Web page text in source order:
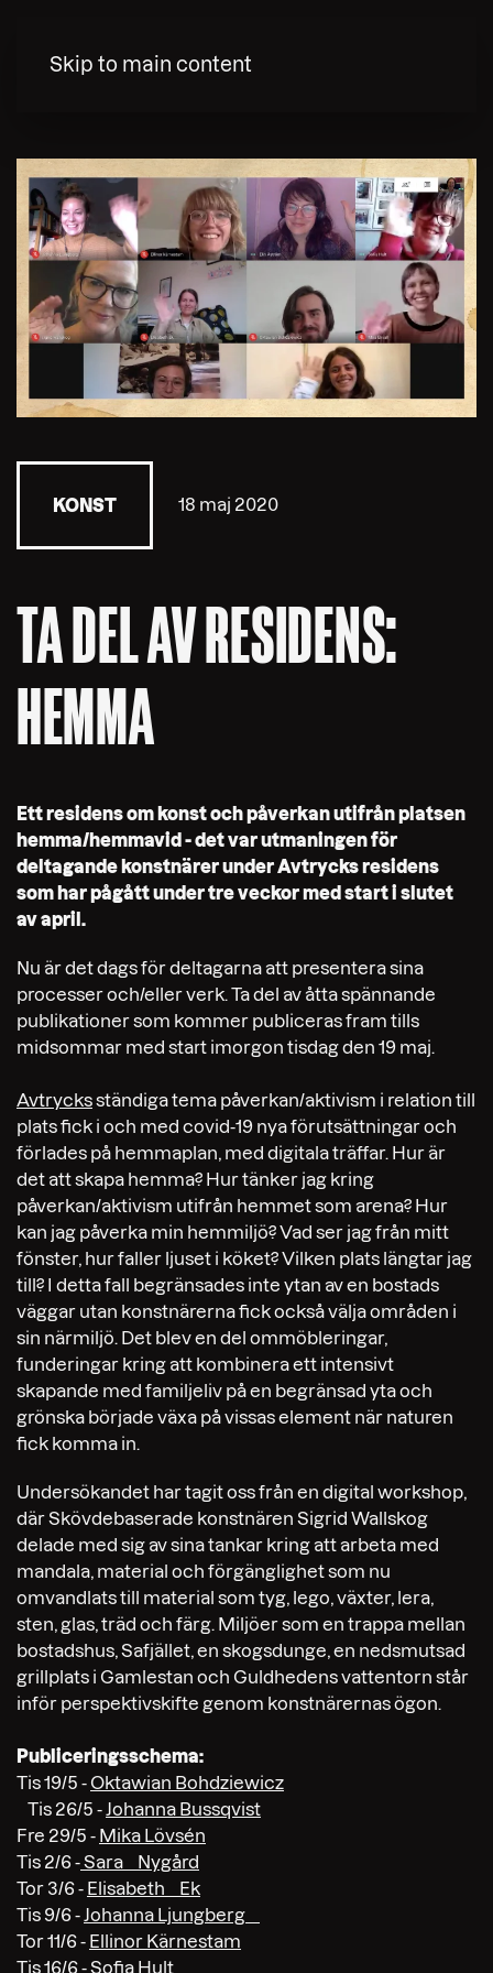
Skip to main content
KONST 18 maj 2020
TA DEL AV RESIDENS:
HEMMA
Ett residens om konst och påverkan utifrån platsen
hemma/hemmavid - det var utmaningen för
deltagande konstnärer under Avtrycks residens
som har pågått under tre veckor med start i slutet
av april.
Nu är det dags för deltagarna att presentera sina
processer och/eller verk. Ta del av åtta spännande
publikationer som kommer publiceras fram tills
midsommar med start imorgon tisdag den 19 maj.
Avtrycksständiga tema påverkan/aktivism i relation till
plats fick i och med covid-19 nya förutsättningar och
förlades på hemmaplan, med digitala träffar. Hur är
det att skapa hemma? Hur tänker jag kring
påverkan/aktivism utifrån hemmet som arena? Hur
kan jag påverka min hemmiljö? Vad ser jag från mitt
fönster, hur faller ljuset i köket? Vilken plats längtar jag
till? I detta fall begränsades inte ytan av en bostads
väggar utan konstnärerna fick också välja områden i
sin närmiljö. Det blev en del ommöbleringar,
funderingar kring att kombinera ett intensivt
skapande med familjeliv på en begränsad yta och
grönska började växa på vissas element när naturen
fick komma in.
Undersökandet har tagit oss från en digital workshop,
där Skövdebaserade konstnären Sigrid Wallskog
delade med sig av sina tankar kring att arbeta med
mandala, material och förgänglighet som nu
omvandlats till material som tyg, lego, växter, lera,
sten, glas, träd och färg. Miljöer som en trappa mellan
bostadshus, Safjället, en skogsdunge, en nedsmutsad
grillplats i Gamlestan och Guldhedens vattentorn står
inför perspektivskifte genom konstnärernas ögon.
Publiceringsschema:
Tis 19/5 - Oktawian Bohdziewicz
Tis 26/5 -Johanna Bussqvist
Fre 29/5 - Mika Lövsén
Tis 2/6 -Sara Nygård
Tor 3/6 - Elisabeth Ek
Tis 9/6 -Johanna Ljungberg
Tor 11/6 - Ellinor Kärnestam
Tis 16/6 -Sofia Hult